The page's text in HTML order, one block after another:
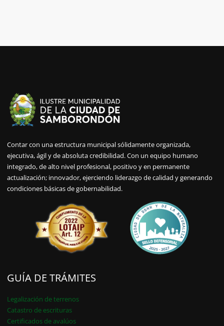
Contar con una estructura municipal sólidamente organizada,
ejecutiva, ágil y de absoluta credibilidad. Con un equipo humano
integrado, de alto nivel profesional, positivo y en permanente
actualización; innovador, ejerciendo liderazgo de calidad y generando
condiciones básicas de gobernabilidad.
GUÍA DE TRÁMITES
Legalización de terrenos
Catastro de escrituras
Certificados de avalúos